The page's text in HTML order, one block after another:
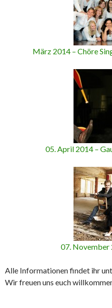
März 2014 – Chöre
05. April 2014 –
07. November
Alle Informationen findet ihr
Wir freuen uns euch